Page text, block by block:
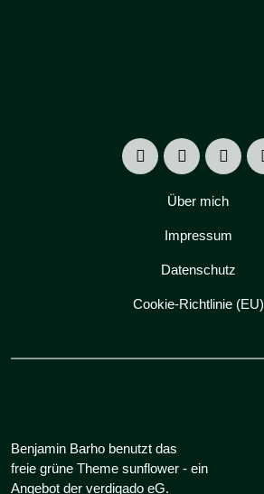
Über mich
Impressum
Datenschutz
Cookie-Richtlinie (EU)
Benjamin Barho benutzt das
freie grüne Theme sunflower ‐ ein
Angebot der verdigado eG.